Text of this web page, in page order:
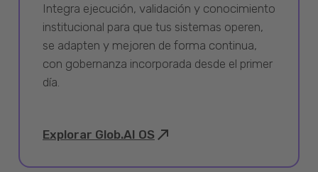
Integra ejecución, validación y conocimiento
institucional para que tus sistemas operen,
se adapten y mejoren de forma continua,
con gobernanza incorporada desde el primer
día.
Explorar Glob.AI OS